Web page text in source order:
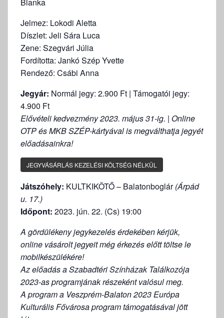
Jelmez: Lokodi Aletta
Díszlet: Jeli Sára Luca
Zene: Szegvári Júlia
Fordította: Jankó Szép Yvette
Rendező: Csábi Anna
Jegyár: Normál jegy: 2.900 Ft | Támogatói jegy:
4.900 Ft
Elővételi kedvezmény 2023. május 31-ig. | Online
OTP és MKB SZÉP-kártyával is megválthatja jegyét
előadásainkra!
JEGYVÁSÁRLÁS KEZELÉSI KÖLTSÉG NÉLKÜL
Játszóhely: KULTKIKÖTŐ – Balatonboglár(Árpád
u. 17.)
Időpont: 2023. jún. 22. (Cs) 19:00
A gördülékeny jegykezelés érdekében kérjük,
online vásárolt jegyeit még érkezés előtt töltse le
mobilkészülékére!
Az előadás a Szabadtéri Színházak Találkozója
2023-as programjának részeként valósul meg.
A program a Veszprém-Balaton 2023 Európa
Kulturális Fővárosa program támogatásával jött